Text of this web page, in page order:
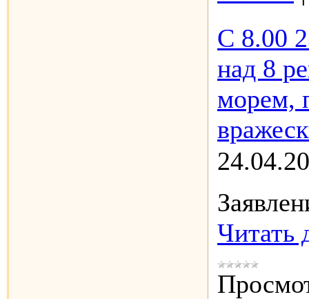
С 8.00
над 8
морем,
Читать